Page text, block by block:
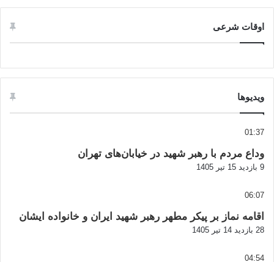
اوقات شرعی
ویدیوها
01:37
وداع مردم با رهبر شهید در خیابان‌های تهران
9 بازدید 15 تیر 1405
06:07
اقامه نماز بر پیکر مطهر رهبر شهید ایران و خانواده ایشان
28 بازدید 14 تیر 1405
04:54